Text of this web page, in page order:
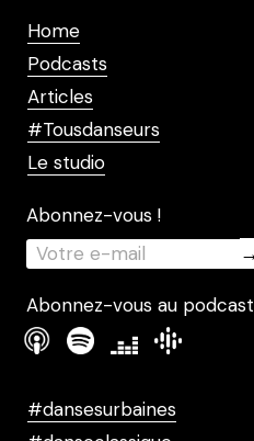
Home
Podcasts
Articles
#Tousdanseurs
Le studio
Abonnez-vous !
Abonnez-vous au podcast
#dansesurbaines